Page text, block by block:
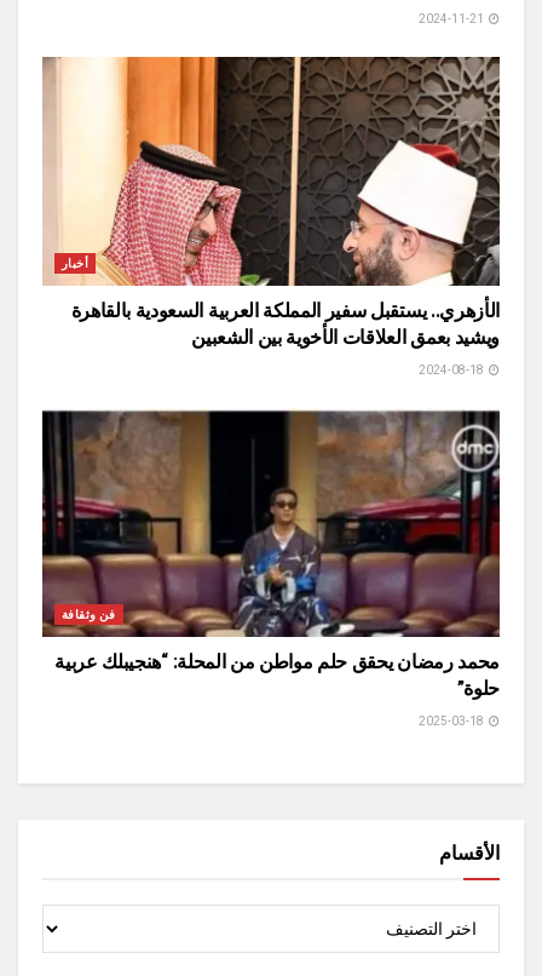
أخبار
الأزهري.. يستقبل سفير المملكة العربية السعودية بالقاهرة
ويشيد بعمق العلاقات الأخوية بين الشعبين
فن وثقافة
محمد رمضان يحقق حلم مواطن من المحلة: “هنجيبلك عربية
حلوة”
الأقسام